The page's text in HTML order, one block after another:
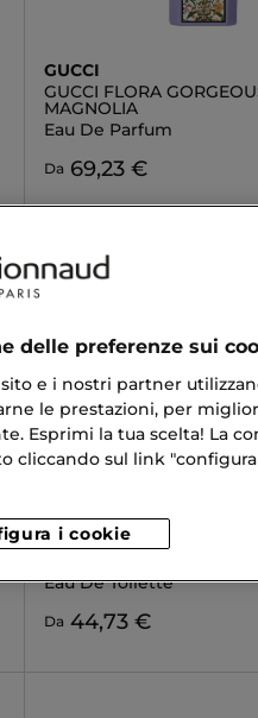
GUCCI
GUCCI FLORA
MAGNOLIA
Eau De Parfum
Da 69,23 €
DSQUARED²
Eau De Toilette
Da 44,73 €
delle preferenze sui
e i nostri partner
le prestazioni, per
Esprimi la tua scelta! La
cliccando sul link
i cookie